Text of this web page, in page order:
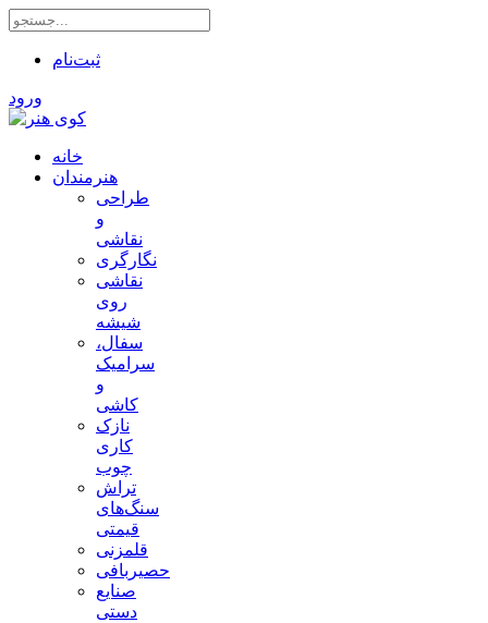
ثبت‌نام
ورود
خانه
هنرمندان
طراحی
و
نقاشی
نگارگری
نقاشی
روی
شیشه
سفال،
سرامیک
و
کاشی
نازک
کاری
چوب
تراش
سنگ‌های
قیمتی
قلمزنی
حصیربافی
صنایع
دستی